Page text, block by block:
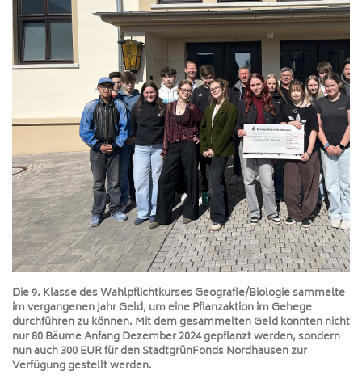
Die 9. Klasse des Wahlpflichtkurses Geografie/Biologie sammelte
im vergangenen Jahr Geld, um eine Pflanzaktion im Gehege
durchführen zu können. Mit dem gesammelten Geld konnten nicht
nur 80 Bäume Anfang Dezember 2024 gepflanzt werden, sondern
nun auch300 EUR für den StadtgrünFonds Nordhausen zur
Verfügung gestellt werden.